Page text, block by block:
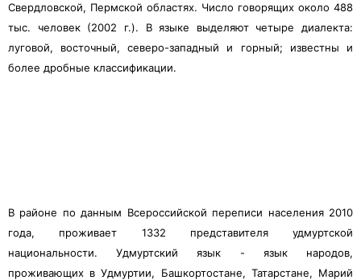
Свердловской, Пермской областях. Число говорящих около 488
тыс. человек (2002 г.). В языке выделяют четыре диалекта:
луговой, восточный, северо-западный и горный; известны и
более дробные классификации.
В районе по данным Всероссийской переписи населения 2010
года, проживает 1332 представителя удмуртской
национальности. Удмуртский язык - язык народов,
проживающих в Удмуртии, Башкортостане, Татарстане, Марий